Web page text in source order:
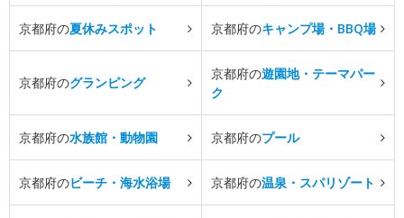
京都府の夏休みスポット 京都府のキャンプ場・BBQ場
京都府のグランピング
京都府の遊園地・テーマパー
ク
京都府の水族館・動物園 京都府のプール
京都府のビーチ・海水浴場 京都府の温泉・スパリゾート